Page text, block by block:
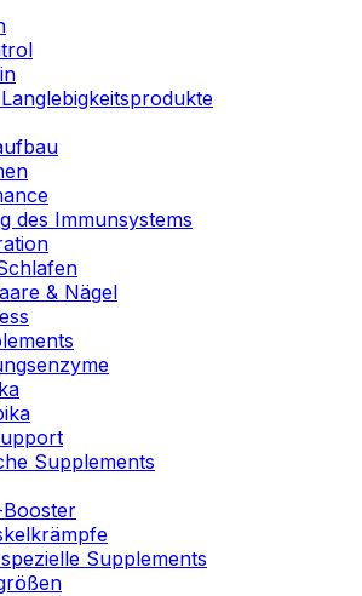
des Immunsystems
& Nägel
Supplements
Supplements